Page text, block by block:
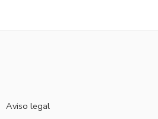
Aviso legal